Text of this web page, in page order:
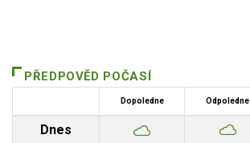
PŘEDPOVĚD POČASÍ
Dopoledne Odpoledne
Dnes